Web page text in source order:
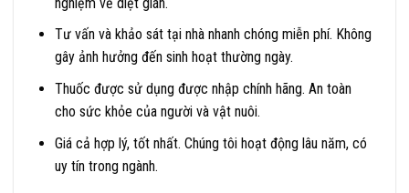
Tư vấn và khảo sát tại nhà nhanh chóng miễn phí. Không
gây ảnh hưởng đến sinh hoạt thường ngày.
Thuốc được sử dụng được nhập chính hãng. An toàn
cho sức khỏe của người và vật nuôi.
Giá cả hợp lý, tốt nhất. Chúng tôi hoạt động lâu năm, có
uy tín trong ngành.